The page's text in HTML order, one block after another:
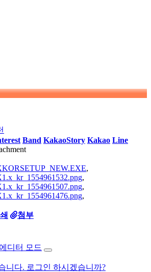
Band KakaoStory Kakao Line
,
,
,
,
첨부
에디터 모드
니다. 로그인 하시겠습니까?